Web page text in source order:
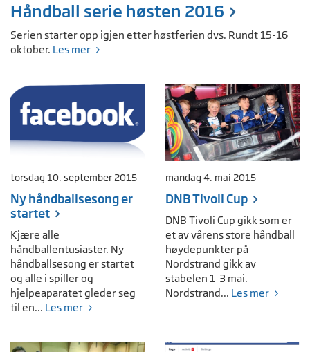
Håndball serie høsten 2016
Serien starter opp igjen etter høstferien dvs. Rundt 15-16
oktober. Les mer
torsdag 10. september 2015
Ny håndballsesong er
startet
Kjære alle
håndballentusiaster. Ny
håndballsesong er startet
og alle i spiller og
hjelpeaparatet gleder seg
til en... Les mer
mandag 4. mai 2015
DNB Tivoli Cup
DNB Tivoli Cup gikk som er
et av vårens store håndball
høydepunkter på
Nordstrand gikk av
stabelen 1-3 mai.
Nordstrand... Les mer